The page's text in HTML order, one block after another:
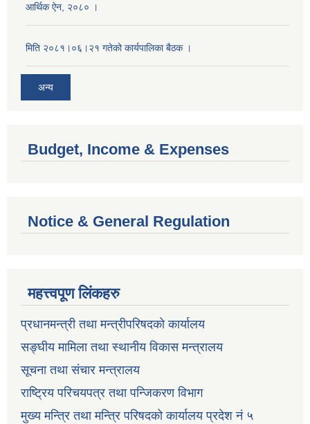
आर्थिक ऐन, २०८० ।
मिति २०८१।०६।२१ गतेको कार्यपालिका बैठक ।
अन्य
Budget, Income & Expenses
Notice & General Regulation
महत्त्वपूण लिंकहरु
प्रधानमन्त्री तथा मन्त्रीपरिषदको कार्यालय
सङ्घीय मामिला तथा स्थानीय विकास मन्त्रालय
सूचना तथा संचार मन्त्रालय
राष्ट्रिय परिचयपत्र तथा पन्जिकरण विभाग
मुख्य मन्त्रि तथा मन्त्रि परिषदको कार्यालय प्रदेश नं ५